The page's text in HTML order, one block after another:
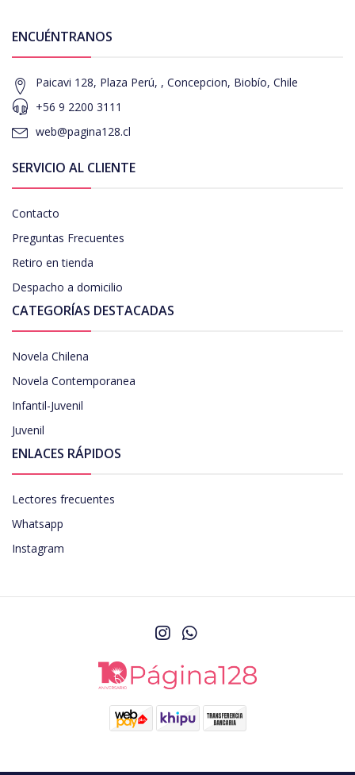
ENCUÉNTRANOS
Paicavi 128, Plaza Perú, , Concepcion, Biobío, Chile
+56 9 2200 3111
web@pagina128.cl
SERVICIO AL CLIENTE
Contacto
Preguntas Frecuentes
Retiro en tienda
Despacho a domicilio
CATEGORÍAS DESTACADAS
Novela Chilena
Novela Contemporanea
Infantil-Juvenil
Juvenil
ENLACES RÁPIDOS
Lectores frecuentes
Whatsapp
Instagram